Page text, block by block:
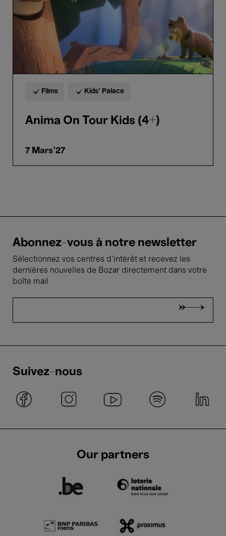
Films Kids’ Palace
Anima On Tour Kids (4+)
7 Mars'27
Abonnez-vous à notre newsletter
Sélectionnez vos centres d'intérêt et recevez les
dernières nouvelles de Bozar directement dans votre
boîte mail
Suivez-nous
Our partners